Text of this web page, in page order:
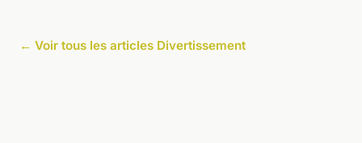
← Voir tous les articles Divertissement